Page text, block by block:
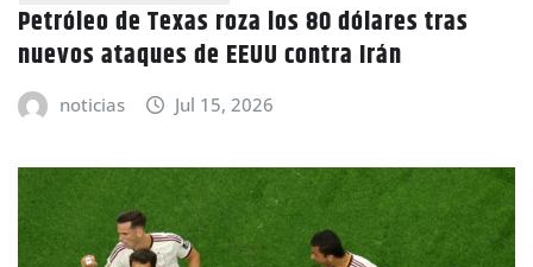
Petróleo de Texas roza los 80 dólares tras
nuevos ataques de EEUU contra Irán
noticias Jul 15, 2026